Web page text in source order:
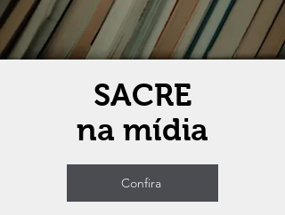
SACRE
na mídia
Confira